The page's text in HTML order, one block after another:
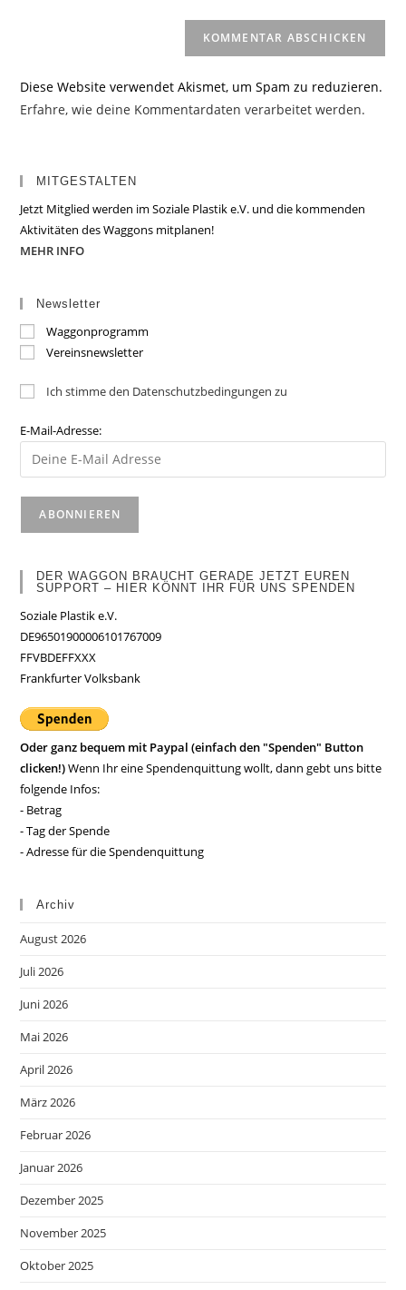
Diese Website verwendet Akismet, um Spam zu reduzieren.
Erfahre, wie deine Kommentardaten verarbeitet werden.
MITGESTALTEN
Jetzt Mitglied werden im Soziale Plastik e.V. und die kommenden
Aktivitäten des Waggons mitplanen!
MEHR INFO
Newsletter
Waggonprogramm
Vereinsnewsletter
Ich stimme den Datenschutzbedingungen zu
E-Mail-Adresse:
DER WAGGON BRAUCHT GERADE JETZT EUREN
SUPPORT – HIER KÖNNT IHR FÜR UNS SPENDEN
Soziale Plastik e.V.
DE96501900006101767009
FFVBDEFFXXX
Frankfurter Volksbank
Oder ganz bequem mit Paypal (einfach den "Spenden" Button
clicken!)Wenn Ihr eine Spendenquittung wollt, dann gebt uns bitte
folgende Infos:
- Betrag
- Tag der Spende
- Adresse für die Spendenquittung
Archiv
August 2026
Juli 2026
Juni 2026
Mai 2026
April 2026
März 2026
Februar 2026
Januar 2026
Dezember 2025
November 2025
Oktober 2025